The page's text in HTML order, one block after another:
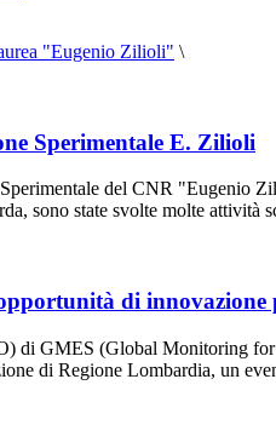
"Eugenio Zilioli" \
Sperimentale E. Zilioli
del CNR "Eugenio
sono state svolte molte attività
di
di GMES (Global Monitoring
di Regione Lombardia, un